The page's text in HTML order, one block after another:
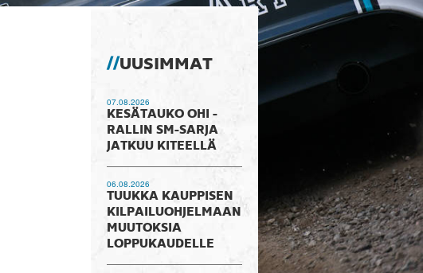
UUSIMMAT
07.08.2026
KESÄTAUKO OHI -
RALLIN SM-SARJA
JATKUU KITEELLÄ
06.08.2026
TUUKKA KAUPPISEN
KILPAILUOHJELMAAN
MUUTOKSIA
LOPPUKAUDELLE